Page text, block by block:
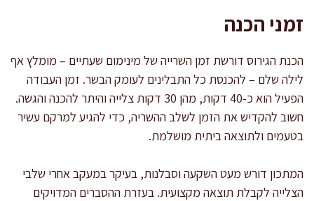
זמני הכנה
הכנת הגירוס דורשת זמן השרייה של מינימום שעתיים – מומלץ אף
לילה שלם – להכנסת כל התבלינים לעומק הבשר. זמן העבודה
הפעיל הוא כ-40 דקות, מהן 30 דקות צלייה והיתר להכנה והגשה.
חשוב להקדיש את הזמן לשלב ההשריה, כדי להגיע למרקם עשיר
בטעמים ולתוצאה ביתית מושלמת.
המתכון דורש מעט השקעה וסבלנות, בעיקר במעקב אחרי שלבי
הצלייה לקבלת תוצאה מקצועית. בעזרת ההסברים המדויקים